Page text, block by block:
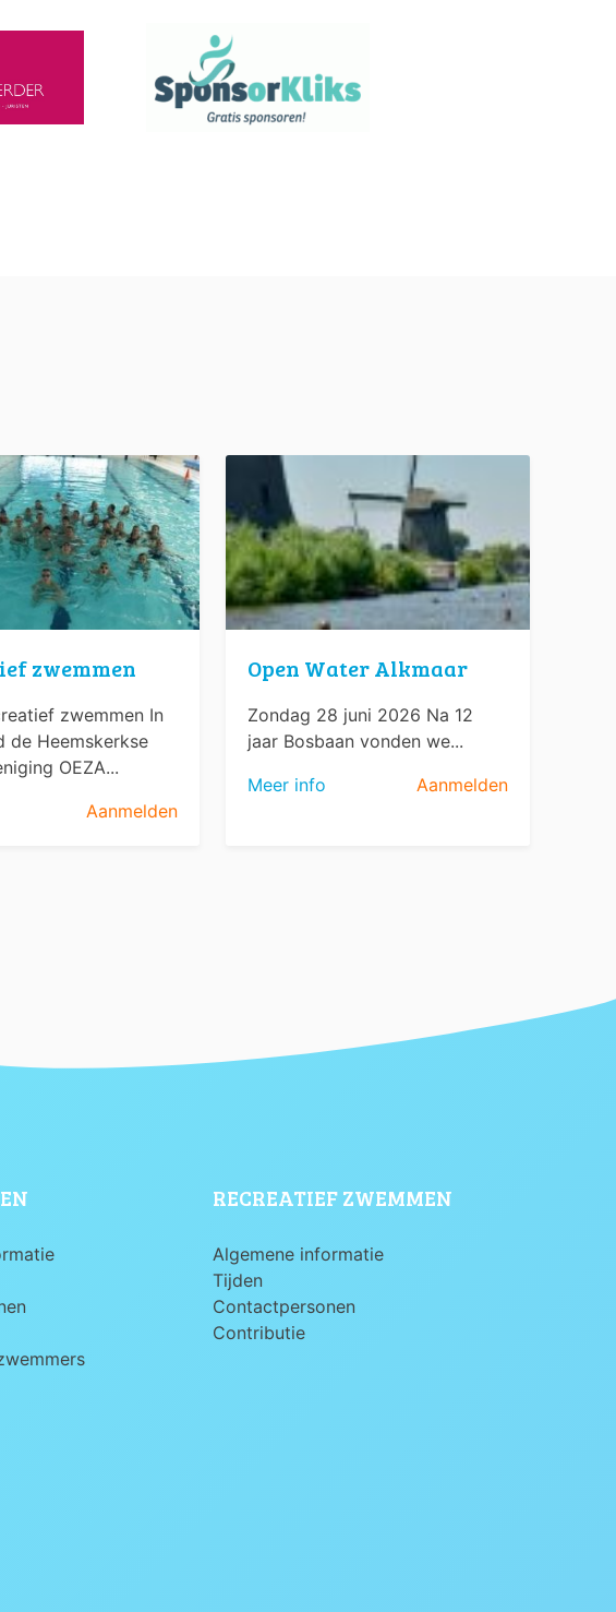
zwemmen
zwemmen In
de Heemskerkse
OEZA...
Aanmelden
Open Water Alkmaar
Zondag 28 juni 2026 Na 12
jaar Bosbaan vonden we...
Meer info
Aanmelden
RECREATIEF ZWEMMEN
Algemene informatie
Tijden
Contactpersonen
Contributie